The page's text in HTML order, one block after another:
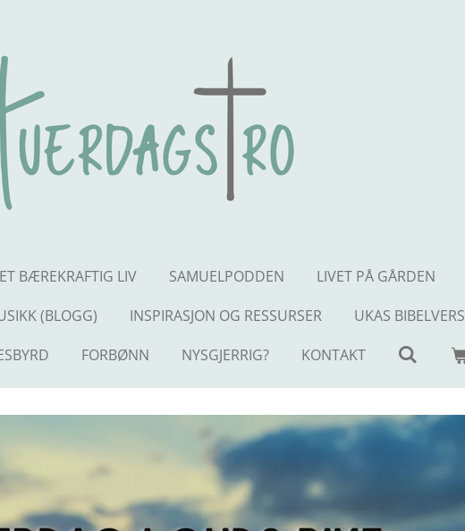
ET BÆREKRAFTIG LIV SAMUELPODDEN LIVET PÅ GÅRDEN
(BLOGG) INSPIRASJON OG RESSURSER
UKAS BIBELVERS
FORBØNN NYSGJERRIG? KONTAKT